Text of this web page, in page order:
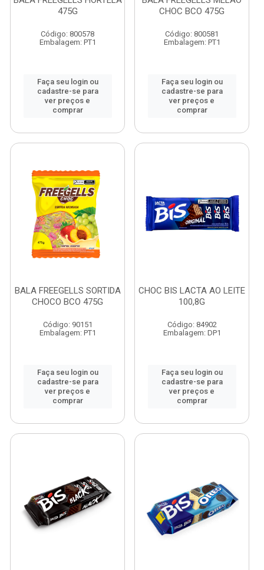
475G
Código: 800578
Embalagem: PT1
Faça seu login ou
cadastre-se para
ver preços e
comprar
CHOC BCO 475G
Código: 800581
Embalagem: PT1
Faça seu login ou
cadastre-se para
ver preços e
comprar
BALA FREEGELLS SORTIDA
CHOCO BCO 475G
Código: 90151
Embalagem: PT1
Faça seu login ou
cadastre-se para
ver preços e
comprar
CHOC BIS LACTA AO LEITE
100,8G
Código: 84902
Embalagem: DP1
Faça seu login ou
cadastre-se para
ver preços e
comprar